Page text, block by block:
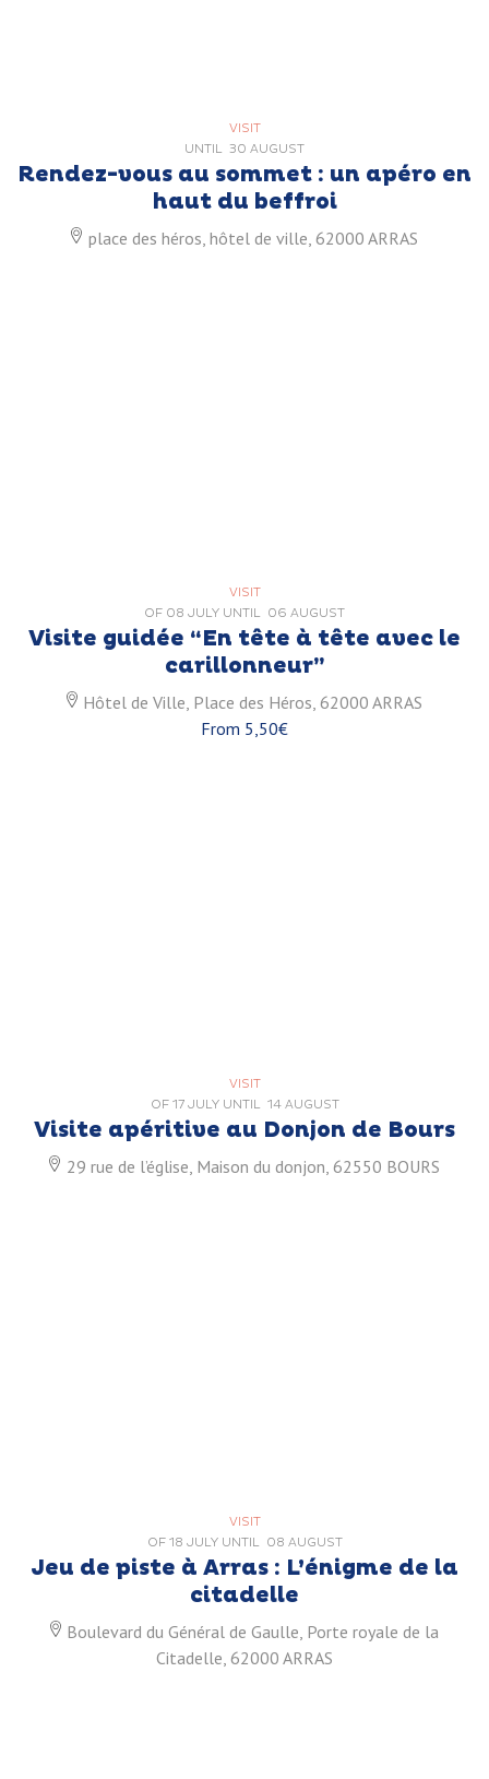
VISIT
UNTIL 30 AUGUST
Rendez-vous au sommet : un apéro en
haut du beffroi
place des héros, hôtel de ville, 62000 ARRAS
VISIT
OF 08 JULY UNTIL 06 AUGUST
Visite guidée “En tête à tête avec le
carillonneur”
Hôtel de Ville, Place des Héros, 62000 ARRAS
From 5,50€
VISIT
OF 17 JULY UNTIL 14 AUGUST
Visite apéritive au Donjon de Bours
29 rue de l’église, Maison du donjon, 62550 BOURS
VISIT
OF 18 JULY UNTIL 08 AUGUST
Jeu de piste à Arras : L’énigme de la
citadelle
Boulevard du Général de Gaulle, Porte royale de la
Citadelle, 62000 ARRAS